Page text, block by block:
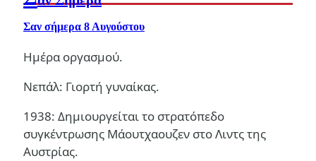
Σαν σήμερα 8 Αυγούστου
Ημέρα οργασμού.
Νεπάλ: Γιορτή γυναίκας.
1938: Δημιουργείται το στρατόπεδο
συγκέντρωσης Μάουτχαουζεν στο Λιντς της
Αυστρίας.